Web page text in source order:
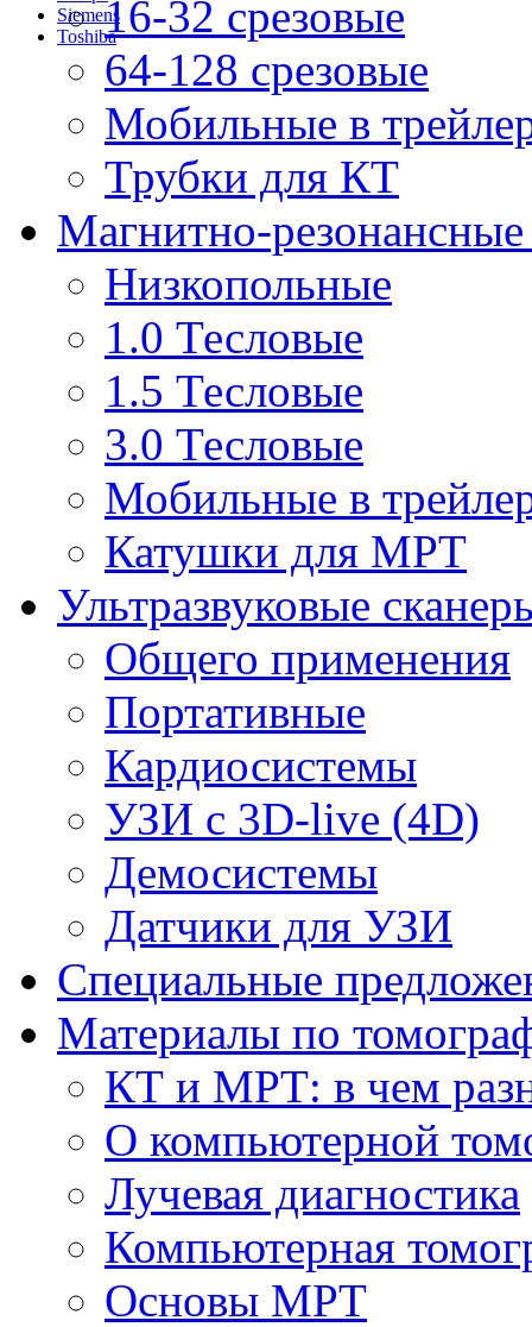
Siemens
Toshiba16-32 срезовые
64-128 срезовые
Мобильные в
Трубки для КТ
Магнитно-
Низкопольные
1.0 Тесловые
1.5 Тесловые
3.0 Тесловые
Мобильные в
Катушки для МРТ
Ультразвуковые
Общего применения
Портативные
Кардиосистемы
УЗИ с 3D-live (4D)
Демосистемы
Датчики для УЗИ
Cпециальные
Материалы по
КТ и МРТ: в чем
О компьютерной
Лучевая диагностика
Компьютерная
Основы МРТ